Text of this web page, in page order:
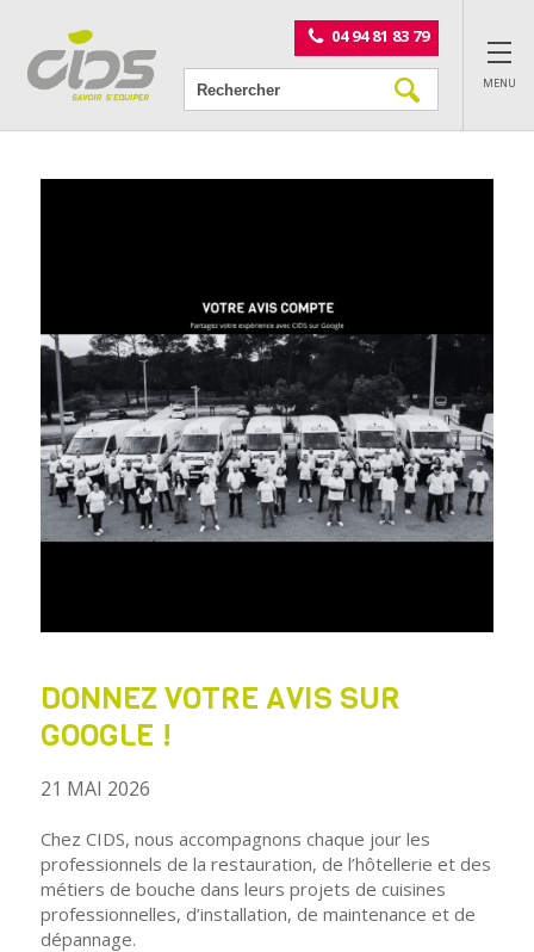
04 94 81 83 79
MENU
DONNEZ VOTRE AVIS SUR
GOOGLE !
21 MAI 2026
Chez CIDS, nous accompagnons chaque jour les
professionnels de la restauration, de l’hôtellerie et des
métiers de bouche dans leurs projets de cuisines
professionnelles, d’installation, de maintenance et de
dépannage.